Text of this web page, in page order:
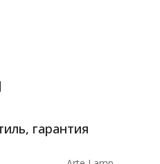
гарантия